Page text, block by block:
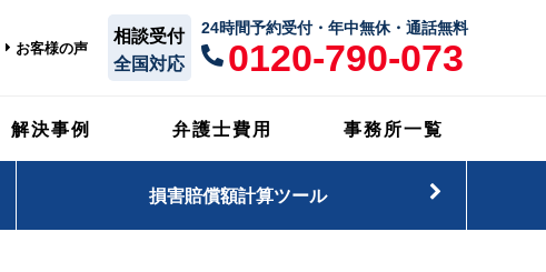
お客様の声
相談受付
全国対応
24時間予約受付・年中無休・通話無料
0120-790-073
解決事例 弁護士費用 事務所一覧
損害賠償額計算ツール